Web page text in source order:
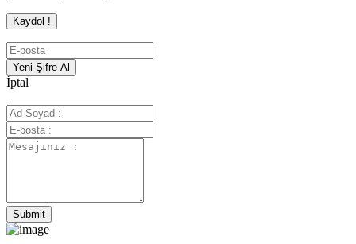
İptal